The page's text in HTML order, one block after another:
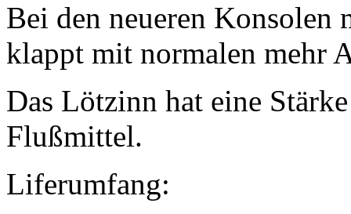
Bei den neueren Konsolen
klappt mit normalen mehr
Das Lötzinn hat eine
Flußmittel.
Liferumfang: